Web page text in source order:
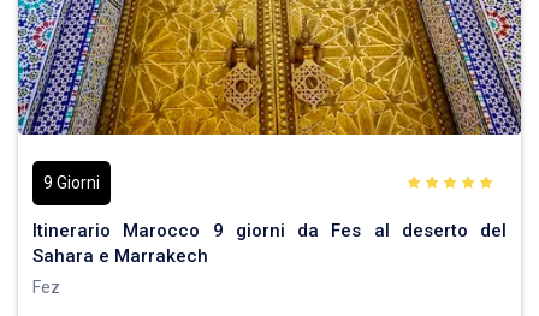
9 Giorni
Itinerario Marocco 9 giorni da Fes al deserto del
Sahara e Marrakech
Fez